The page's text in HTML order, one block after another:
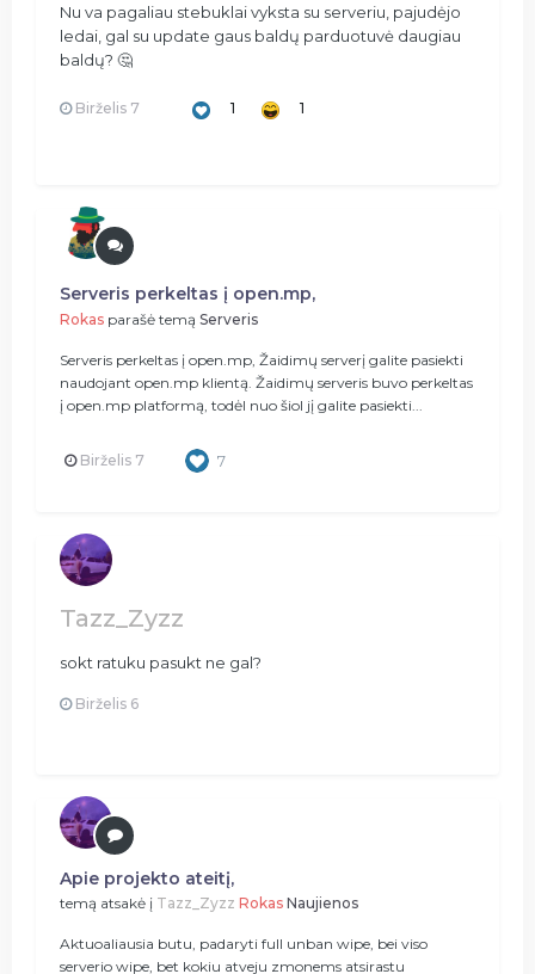
Nu va pagaliau stebuklai vyksta su serveriu, pajudėjo
ledai, gal su update gaus baldų parduotuvė daugiau
baldų? 🤔
Birželis 7 1 1
Serveris perkeltas į open.mp,
Rokas parašė temą Serveris
Serveris perkeltas į open.mp, Žaidimų serverį galite pasiekti
naudojant open.mp klientą. Žaidimų serveris buvo perkeltas
į open.mp platformą, todėl nuo šiol jį galite pasiekti...
Birželis 7 7
Tazz_Zyzz
sokt ratuku pasukt ne gal?
Birželis 6
Apie projekto ateitį,
temą atsakė į Tazz_Zyzz Rokas Naujienos
Aktuoaliausia butu, padaryti full unban wipe, bei viso
serverio wipe, bet kokiu atveju zmonems atsirastu